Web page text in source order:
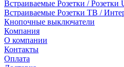
Встраиваемые Розетки / Розетки
Встраиваемые Розетки ТВ /
Кнопочные выключатели
Компания
О компании
Контакты
Оплата